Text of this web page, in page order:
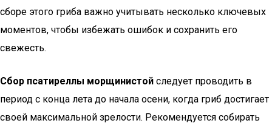
сборе этого гриба важно учитывать несколько ключевых
моментов, чтобы избежать ошибок и сохранить его
свежесть.
Сбор псатиреллы морщинистой следует проводить в
период с конца лета до начала осени, когда гриб достигает
своей максимальной зрелости. Рекомендуется собирать